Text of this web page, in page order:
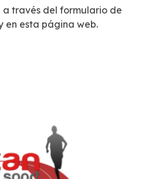
a través del formulario de
en esta página web.